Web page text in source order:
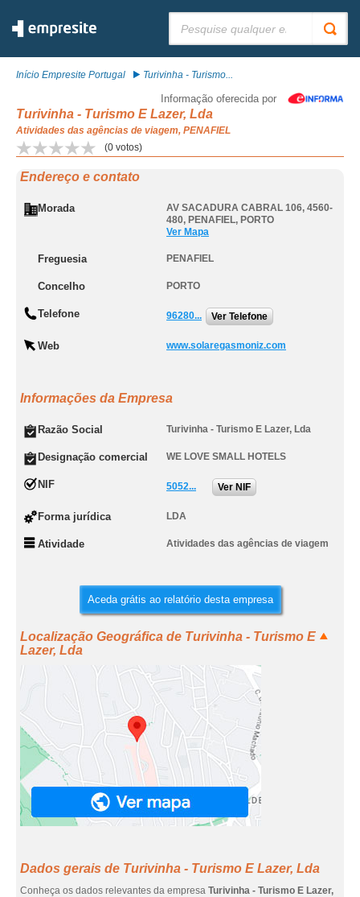
Início Empresite Portugal Turivinha - Turismo...
Informação oferecida por
Turivinha - Turismo E Lazer, Lda
Atividades das agências de viagem, PENAFIEL
(0 votos)
Endereço e contato
Morada
AV SACADURA CABRAL 106, 4560-
480, PENAFIEL, PORTO
Ver Mapa
Freguesia PENAFIEL
Concelho PORTO
Telefone 96280... Ver Telefone
Web www.solaregasmoniz.com
Informações da Empresa
Razão Social Turivinha - Turismo E Lazer, Lda
Designação comercial WE LOVE SMALL HOTELS
NIF 5052... Ver NIF
Forma jurídica LDA
Atividade Atividades das agências de viagem
Aceda grátis ao relatório desta empresa
Localização Geográfica de Turivinha - Turismo E
Lazer, Lda
Dados gerais de Turivinha - Turismo E Lazer, Lda
Conheça os dados relevantes da empresa Turivinha - Turismo E Lazer,